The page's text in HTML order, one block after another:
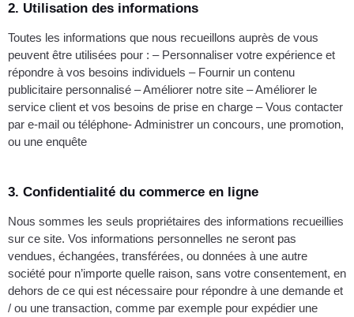
2. Utilisation des informations
Toutes les informations que nous recueillons auprès de vous
peuvent être utilisées pour : – Personnaliser votre expérience et
répondre à vos besoins individuels – Fournir un contenu
publicitaire personnalisé – Améliorer notre site – Améliorer le
service client et vos besoins de prise en charge – Vous contacter
par e-mail ou téléphone- Administrer un concours, une promotion,
ou une enquête
3. Confidentialité du commerce en ligne
Nous sommes les seuls propriétaires des informations recueillies
sur ce site. Vos informations personnelles ne seront pas
vendues, échangées, transférées, ou données à une autre
société pour n’importe quelle raison, sans votre consentement, en
dehors de ce qui est nécessaire pour répondre à une demande et
/ ou une transaction, comme par exemple pour expédier une